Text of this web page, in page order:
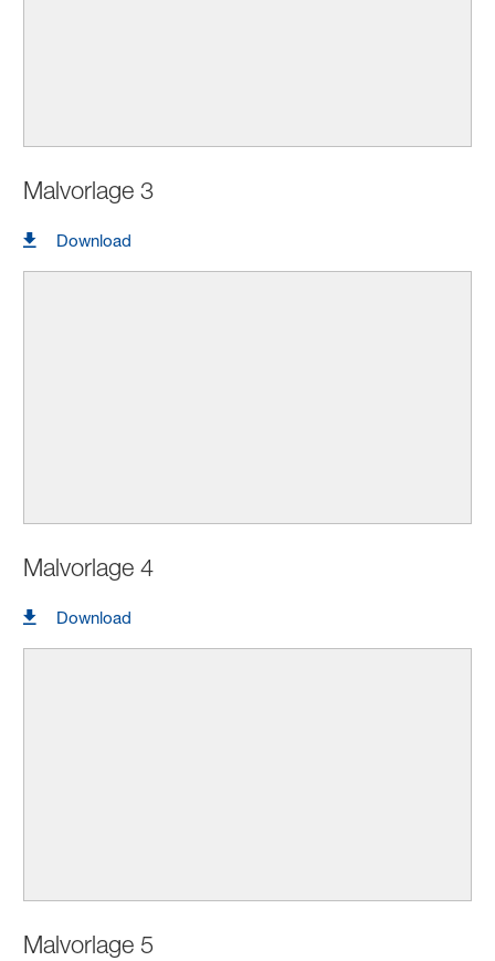
Malvorlage 3
Download
Malvorlage 4
Download
Malvorlage 5